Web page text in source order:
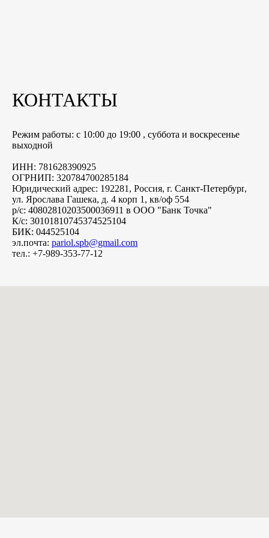
КОНТАКТЫ
Режим работы: с 10:00 до 19:00 , суббота и воскресенье
выходной
ИНН: 781628390925
ОГРНИП: 320784700285184
Юридический адрес: 192281, Россия, г. Санкт-Петербург,
ул. Ярослава Гашека, д. 4 корп 1, кв/оф 554
р/с: 40802810203500036911 в ООО "Банк Точка"
К/с: 30101810745374525104
БИК: 044525104
эл.почта: pariol.spb@gmail.com
тел.: +7-989-353-77-12